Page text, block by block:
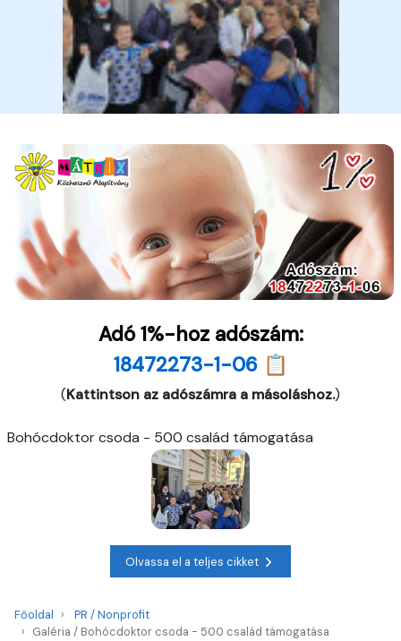
Adó 1%-hoz adószám:
18472273-1-06 📋
(Kattintson az adószámra a másoláshoz.)
Bohócdoktor csoda - 500 család támogatása
Olvassa el a teljes cikket
Főoldal
PR / Nonprofit
Galéria / Bohócdoktor csoda - 500 család támogatása